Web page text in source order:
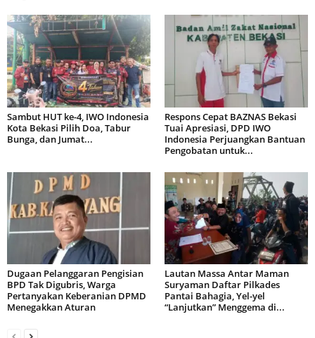
Sambut HUT ke-4, IWO Indonesia
Kota Bekasi Pilih Doa, Tabur
Bunga, dan Jumat...
Respons Cepat BAZNAS Bekasi
Tuai Apresiasi, DPD IWO
Indonesia Perjuangkan Bantuan
Pengobatan untuk...
Dugaan Pelanggaran Pengisian
BPD Tak Digubris, Warga
Pertanyakan Keberanian DPMD
Menegakkan Aturan
Lautan Massa Antar Maman
Suryaman Daftar Pilkades
Pantai Bahagia, Yel-yel
“Lanjutkan” Menggema di...